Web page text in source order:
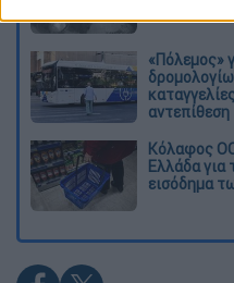
«Πόλεμος»
αντεπίθεση
Κόλαφος
Ελλάδα για
εισόδημα